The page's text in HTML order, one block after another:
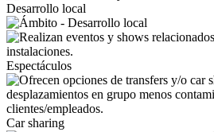
Desarrollo local
Espectáculos
Car sharing